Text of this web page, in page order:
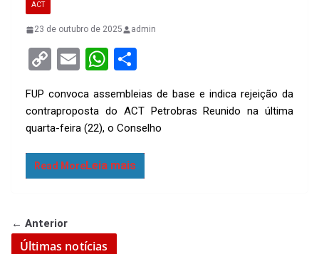
ACT
23 de outubro de 2025 admin
C
py
Li
n
k
E
ail
W
at
s
A
p
ar
e
FUP convoca assembleias de base e indica rejeição da
contraproposta do ACT Petrobras Reunido na última
quarta-feira (22), o Conselho
Read More
← Anterior
Últimas notícias